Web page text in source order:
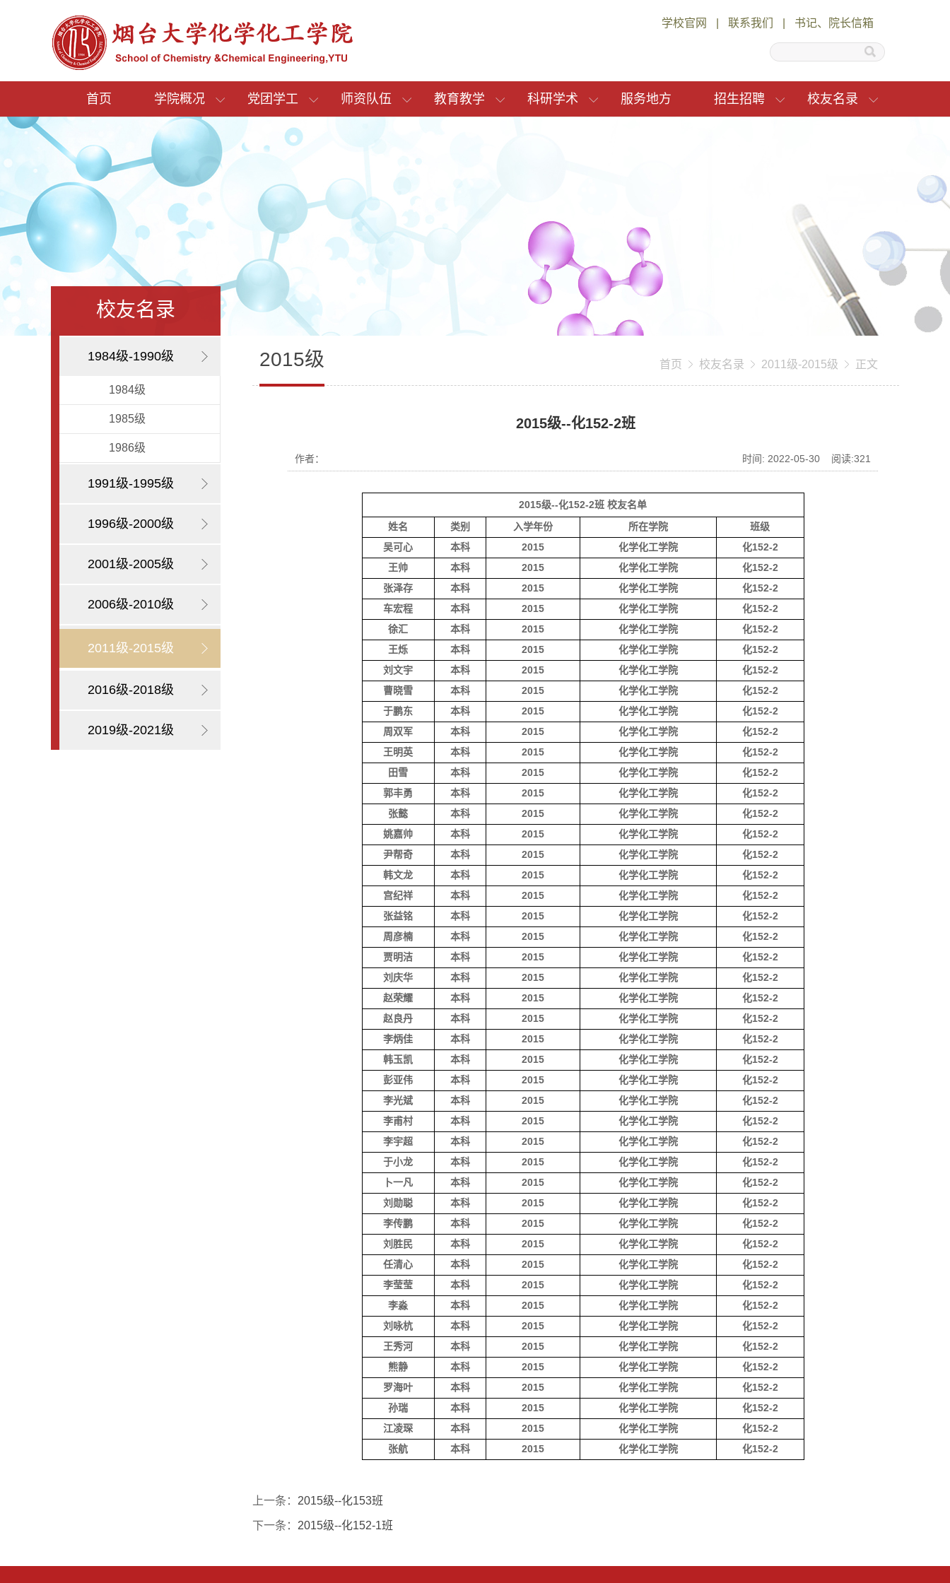
学校官网 联系我们 书记、院长信箱
首页 学院概况 党团学工 师资队伍 教育教学 科研学术 服务地方 招生招聘 校友名录
校友名录
1984级-1990级
1984级
1985级
1986级
1991级-1995级
1996级-2000级
2001级-2005级
2006级-2010级
2011级-2015级
2016级-2018级
2019级-2021级
2015级 首页 校友名录 2011级-2015级 正文
2015级--化152-2班
作者： 时间: 2022-05-30 阅读:321
2015级--化152-2班 校友名单
姓名
类别 入学年份 所在学院
班级
吴可心
本科 2015 化学化工学院
化152-2
王帅
本科 2015 化学化工学院
化152-2
张泽存
本科 2015 化学化工学院
化152-2
车宏程
本科 2015 化学化工学院
化152-2
徐汇
本科 2015 化学化工学院
化152-2
王烁
本科 2015 化学化工学院
化152-2
刘文宇
本科 2015 化学化工学院
化152-2
曹晓雪
本科 2015 化学化工学院
化152-2
于鹏东
本科 2015 化学化工学院
化152-2
周双军
本科 2015 化学化工学院
化152-2
王明英
本科 2015 化学化工学院
化152-2
田雪
本科 2015 化学化工学院
化152-2
郭丰勇
本科 2015 化学化工学院
化152-2
张懿
本科 2015 化学化工学院
化152-2
姚嘉帅
本科 2015 化学化工学院
化152-2
尹帮奇
本科 2015 化学化工学院
化152-2
韩文龙
本科 2015 化学化工学院
化152-2
宫纪祥
本科 2015 化学化工学院
化152-2
张益铭
本科 2015 化学化工学院
化152-2
周彦楠
本科 2015 化学化工学院
化152-2
贾明洁
本科 2015 化学化工学院
化152-2
刘庆华
本科 2015 化学化工学院
化152-2
赵荣耀
本科 2015 化学化工学院
化152-2
赵良丹
本科 2015 化学化工学院
化152-2
李炳佳
本科 2015 化学化工学院
化152-2
韩玉凯
本科 2015 化学化工学院
化152-2
彭亚伟
本科 2015 化学化工学院
化152-2
李光斌
本科 2015 化学化工学院
化152-2
李甫村
本科 2015 化学化工学院
化152-2
李宇超
本科 2015 化学化工学院
化152-2
于小龙
本科 2015 化学化工学院
化152-2
卜一凡
本科 2015 化学化工学院
化152-2
刘勋聪
本科 2015 化学化工学院
化152-2
李传鹏
本科 2015 化学化工学院
化152-2
刘胜民
本科 2015 化学化工学院
化152-2
任清心
本科 2015 化学化工学院
化152-2
李莹莹
本科 2015 化学化工学院
化152-2
李淼
本科 2015 化学化工学院
化152-2
刘咏杭
本科 2015 化学化工学院
化152-2
王秀河
本科 2015 化学化工学院
化152-2
熊静
本科 2015 化学化工学院
化152-2
罗海叶
本科 2015 化学化工学院
化152-2
孙瑞
本科 2015 化学化工学院
化152-2
江凌琛
本科 2015 化学化工学院
化152-2
张航
本科 2015 化学化工学院 化152-2
上一条： 2015级--化153班
下一条： 2015级--化152-1班